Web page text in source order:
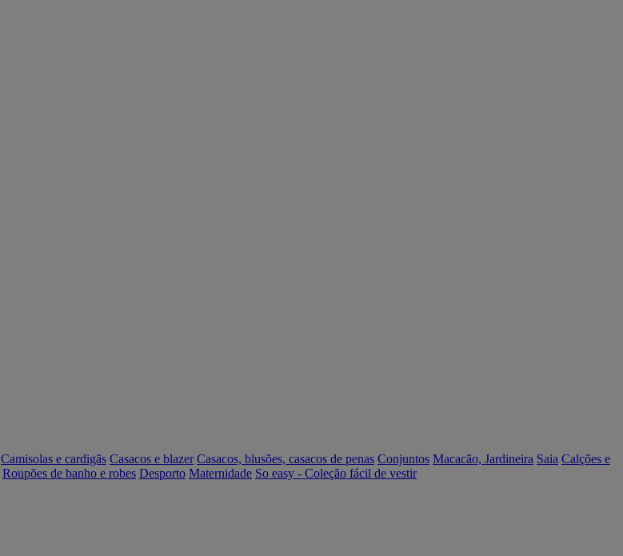
Camisolas e cardigãs Casacos e blazer Casacos, blusões, casacos de penas Conjuntos Macacão, Jardineira Saia Calções e
Roupões de banho e robes Desporto Maternidade So easy - Coleção fácil de vestir